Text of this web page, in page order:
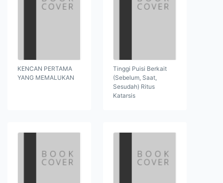
KENCAN PERTAMA
YANG MEMALUKAN
Tinggi Puisi Berkait
(Sebelum, Saat,
Sesudah) Ritus
Katarsis